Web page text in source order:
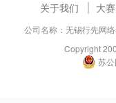
关于我们 大
公司名称：无锡行先网
Copyright
苏